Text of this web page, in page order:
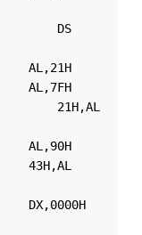
				POP 				DS
				IN 				AL,21H
				OUT 				21H,AL